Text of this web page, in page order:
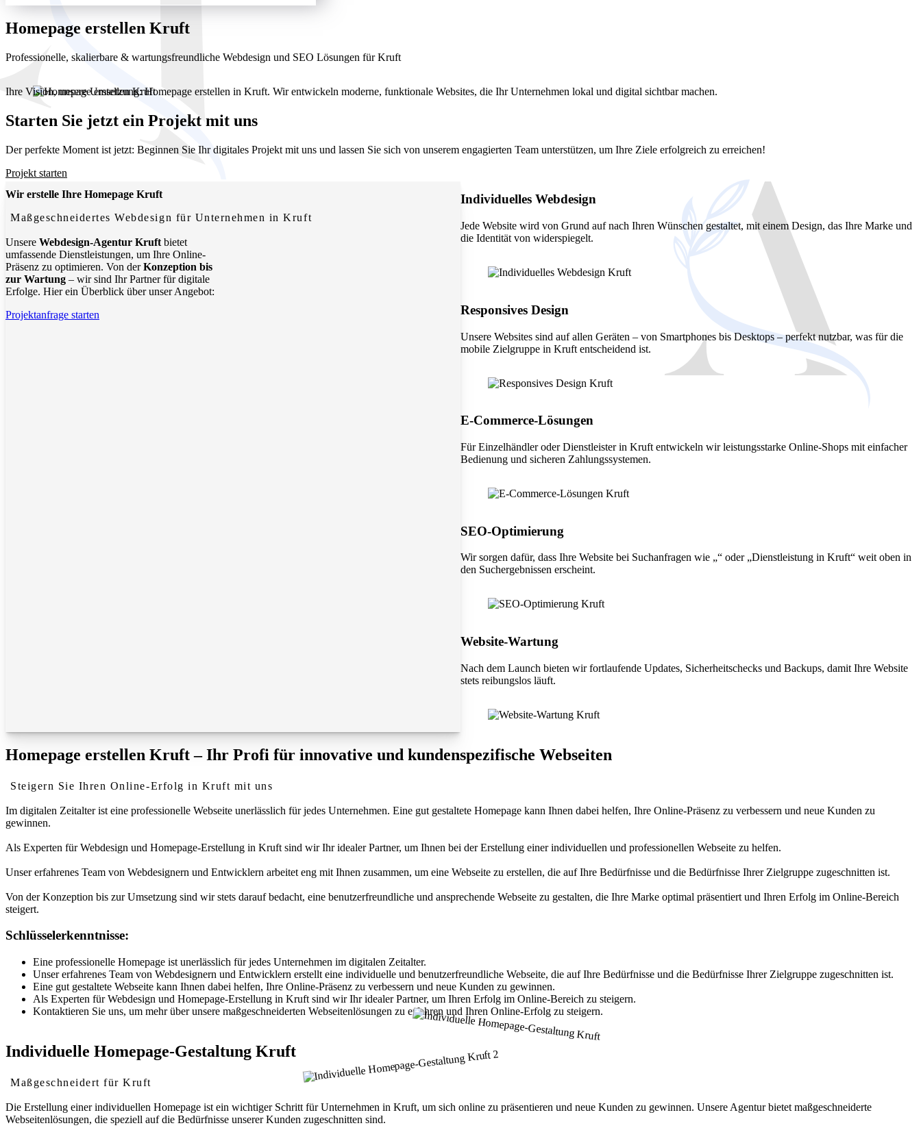
Homepage erstellen Kruft
Professionelle, skalierbare & wartungsfreundliche Webdesign und SEO Lösungen für Kruft
Ihre Vision, unsere Umsetzung: Homepage erstellen in Kruft. Wir entwickeln moderne, funktionale Websites, die Ihr Unternehmen lokal und digital sichtbar machen.
Starten Sie jetzt ein Projekt mit uns
Der perfekte Moment ist jetzt: Beginnen Sie Ihr digitales Projekt mit uns und lassen Sie sich von unserem engagierten Team unterstützen, um Ihre Ziele erfolgreich zu erreichen!
Projekt starten
Wir erstelle Ihre Homepage Kruft
Maßgeschneidertes Webdesign für Unternehmen in Kruft
Unsere Webdesign-Agentur Kruft bietet
umfassende Dienstleistungen, um Ihre Online-
Präsenz zu optimieren. Von derKonzeption bis
zur Wartung – wir sind Ihr Partner für digitale
Erfolge. Hier ein Überblick über unser Angebot:
Projektanfrage starten
Individuelles Webdesign
Jede Website wird von Grund auf nach Ihren Wünschen gestaltet, mit einem Design, das Ihre Marke und
die Identität von widerspiegelt.
Responsives Design
Unsere Websites sind auf allen Geräten – von Smartphones bis Desktops – perfekt nutzbar, was für die
mobile Zielgruppe in Kruft entscheidend ist.
E-Commerce-Lösungen
Für Einzelhändler oder Dienstleister in Kruft entwickeln wir leistungsstarke Online-Shops mit einfacher
Bedienung und sicheren Zahlungssystemen.
SEO-Optimierung
Wir sorgen dafür, dass Ihre Website bei Suchanfragen wie „“ oder „Dienstleistung in Kruft“ weit oben in
den Suchergebnissen erscheint.
Website-Wartung
Nach dem Launch bieten wir fortlaufende Updates, Sicherheitschecks und Backups, damit Ihre Website
stets reibungslos läuft.
Homepage erstellen Kruft – Ihr Profi für innovative und kundenspezifische Webseiten
Steigern Sie Ihren Online-Erfolg in Kruft mit uns
Im digitalen Zeitalter ist eine professionelle Webseite unerlässlich für jedes Unternehmen. Eine gut gestaltete Homepage kann Ihnen dabei helfen, Ihre Online-Präsenz zu verbessern und neue Kunden zu
gewinnen.
Als Experten für Webdesign und Homepage-Erstellung in Kruft sind wir Ihr idealer Partner, um Ihnen bei der Erstellung einer individuellen und professionellen Webseite zu helfen.
Unser erfahrenes Team von Webdesignern und Entwicklern arbeitet eng mit Ihnen zusammen, um eine Webseite zu erstellen, die auf Ihre Bedürfnisse und die Bedürfnisse Ihrer Zielgruppe zugeschnitten ist.
Von der Konzeption bis zur Umsetzung sind wir stets darauf bedacht, eine benutzerfreundliche und ansprechende Webseite zu gestalten, die Ihre Marke optimal präsentiert und Ihren Erfolg im Online-Bereich
steigert.
Schlüsselerkenntnisse:
Eine professionelle Homepage ist unerlässlich für jedes Unternehmen im digitalen Zeitalter.
Unser erfahrenes Team von Webdesignern und Entwicklern erstellt eine individuelle und benutzerfreundliche Webseite, die auf Ihre Bedürfnisse und die Bedürfnisse Ihrer Zielgruppe zugeschnitten ist.
Eine gut gestaltete Webseite kann Ihnen dabei helfen, Ihre Online-Präsenz zu verbessern und neue Kunden zu gewinnen.
Als Experten für Webdesign und Homepage-Erstellung in Kruft sind wir Ihr idealer Partner, um Ihren Erfolg im Online-Bereich zu steigern.
Kontaktieren Sie uns, um mehr über unsere maßgeschneiderten Webseitenlösungen zu erfahren und Ihren Online-Erfolg zu steigern.
Individuelle Homepage-Gestaltung Kruft
Maßgeschneidert für Kruft
Die Erstellung einer individuellen Homepage ist ein wichtiger Schritt für Unternehmen in Kruft, um sich online zu präsentieren und neue Kunden zu gewinnen. Unsere Agentur bietet maßgeschneiderte
Webseitenlösungen, die speziell auf die Bedürfnisse unserer Kunden zugeschnitten sind.